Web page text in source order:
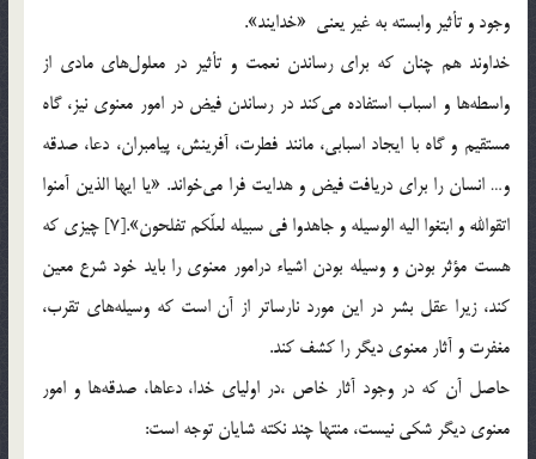
وجود و تأثير وابسته به غير يعني «خدايند».
خداوند هم چنان كه براي رساندن نعمت و تأثير در معلول‌هاي مادي از
واسطه‌ها و اسباب استفاده مي‌كند در رساندن فيض در امور معنوي نيز، گاه
مستقيم و گاه با ايجاد اسبابي، مانند فطرت، آفرينش، پيامبران، دعا، صدقه
و… انسان را براي دريافت فيض و هدايت فرا مي‌خواند. «يا ايها الذين آمنوا
اتقوالله و ابتغوا اليه الوسيله و جاهدوا في سبيله لعلّكم تفلحون».[7] چيزي كه
هست مؤثر بودن و وسيله بودن اشياء درامور معنوي را بايد خود شرع معين
كند، زيرا عقل بشر در اين مورد نارساتر از آن است كه وسيله‌هاي تقرب،
مغفرت و آثار معنوي ديگر را كشف كند.
حاصل آن كه در وجود آثار خاص ،در اولياي خدا، دعاها، صدقه‌ها و امور
معنوي ديگر شكي نيست، منتها چند نكته شايان توجه است: